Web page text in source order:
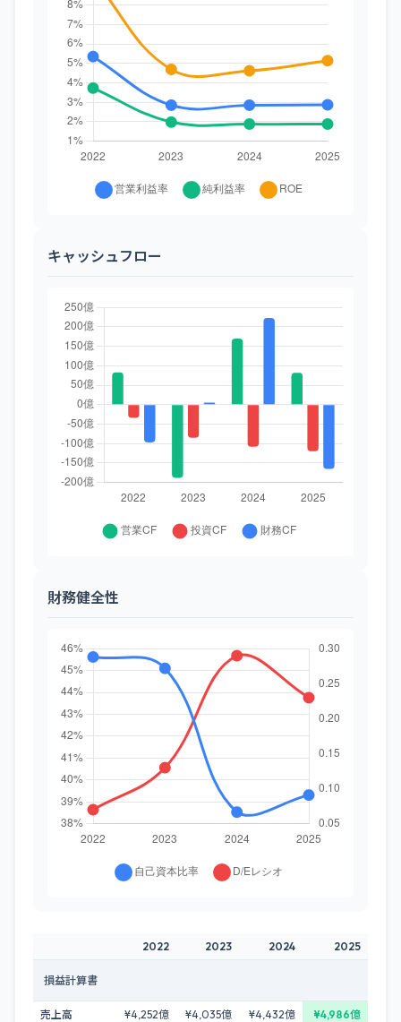
キャッシュフロー
財務健全性
2022 2023 2024 2025
損益計算書
売上高 ¥4,252億 ¥4,035億 ¥4,432億
¥4,986億